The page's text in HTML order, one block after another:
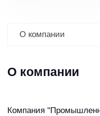
О компании
О компании
Компания